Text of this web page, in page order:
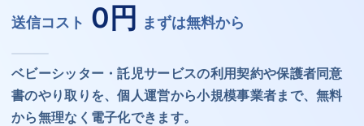
送信コスト 0円 まずは無料から
ベビーシッター・託児サービスの利用契約や保護者同意
書のやり取りを、個人運営から小規模事業者まで、無料
から無理なく電子化できます。